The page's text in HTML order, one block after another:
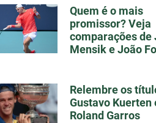
Quem é o mais
promissor? Veja
comparações de
Mensik e João
Relembre os
Gustavo Kuerten
Roland Garros